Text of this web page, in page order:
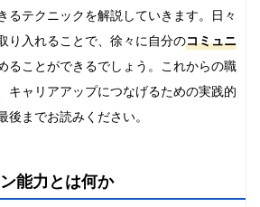
るテクニックを解説していきます。日々
り入れることで、徐々に自分のコミュニ
ることができるでしょう。これからの職
キャリアアップにつなげるための実践的
までお読みください。
能力とは何か